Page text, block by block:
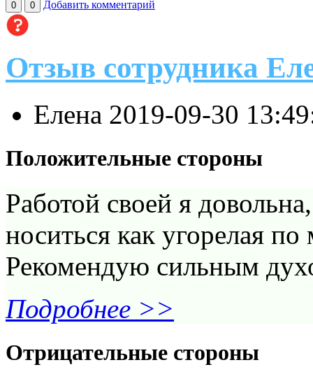
0 0 Добавить комментарий
Отзыв сотрудника
Елена 2019-09-30
Положительные стороны
Работой своей я
носиться как угорелая
Рекомендую сильным
Подробнее >>
Отрицательные стороны